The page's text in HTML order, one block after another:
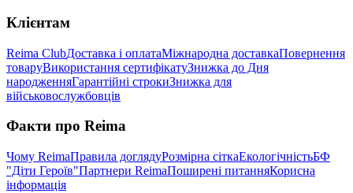
Клієнтам
Reima ClubДоставка і оплатаМіжнародна доставкаПовернення
товаруВикористання сертифікатуЗнижка до Дня
народженняГарантійні строкиЗнижка для
військовослужбовців
Факти про Reima
Чому ReimaПравила доглядуРозмірна сіткаЕкологічністьБФ
"Діти Героїв"Партнери ReimaПоширені питанняКорисна
інформація